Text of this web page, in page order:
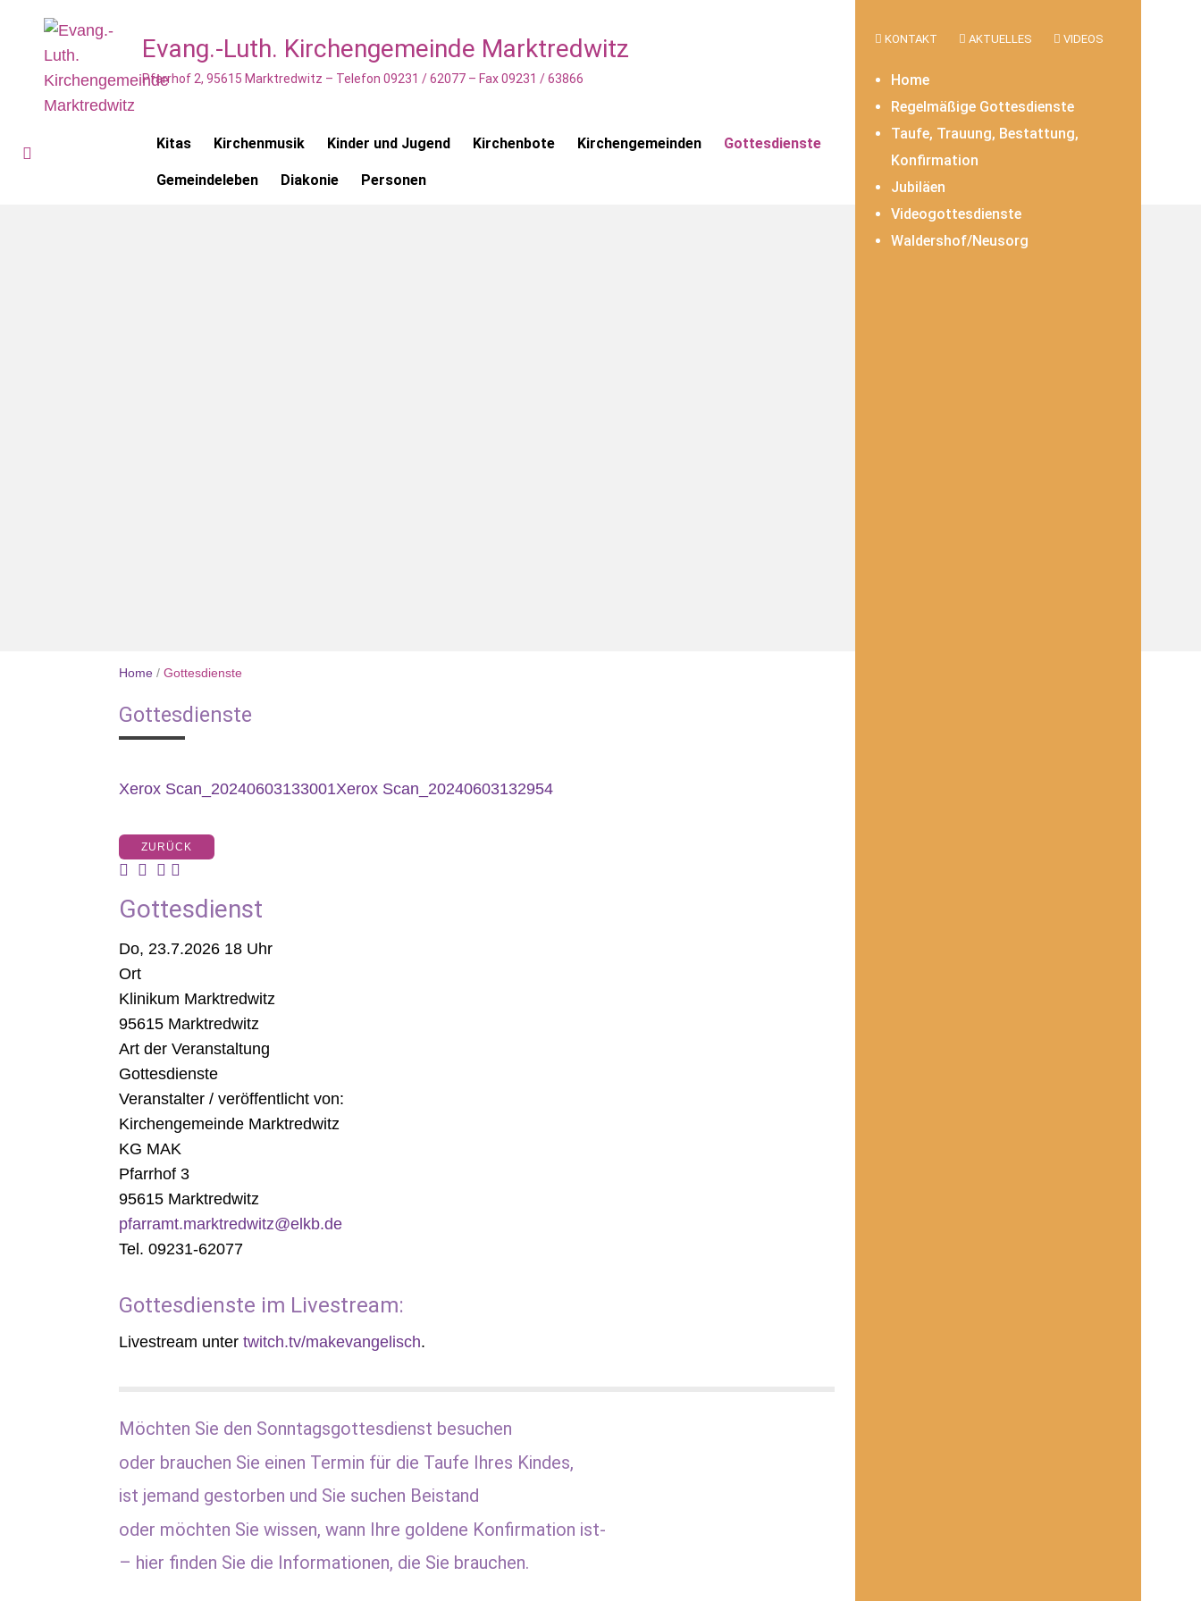
Evang.-Luth. Kirchengemeinde Marktredwitz
Pfarrhof 2, 95615 Marktredwitz – Telefon 09231 / 62077 – Fax 09231 / 63866
KONTAKT AKTUELLES VIDEOS
Home
Regelmäßige Gottesdienste
Taufe, Trauung, Bestattung,
Konfirmation
Jubiläen
Videogottesdienste
Waldershof/Neusorg
Kitas Kirchenmusik Kinder und Jugend Kirchenbote Kirchengemeinden Gottesdienste
Gemeindeleben Diakonie Personen
Home/ Gottesdienste
Gottesdienste
Xerox Scan_20240603133001Xerox Scan_20240603132954
ZURÜCK
Gottesdienst
Do, 23.7.2026 18 Uhr
Ort
Klinikum Marktredwitz
95615 Marktredwitz
Art der Veranstaltung
Gottesdienste
Veranstalter / veröffentlicht von:
Kirchengemeinde Marktredwitz
KG MAK
Pfarrhof 3
95615 Marktredwitz
pfarramt.marktredwitz@elkb.de
Tel. 09231-62077
Gottesdienste im Livestream:
Livestream unter twitch.tv/makevangelisch.
Möchten Sie den Sonntagsgottesdienst besuchen
oder brauchen Sie einen Termin für die Taufe Ihres Kindes,
ist jemand gestorben und Sie suchen Beistand
oder möchten Sie wissen, wann Ihre goldene Konfirmation ist-
– hier finden Sie die Informationen, die Sie brauchen.